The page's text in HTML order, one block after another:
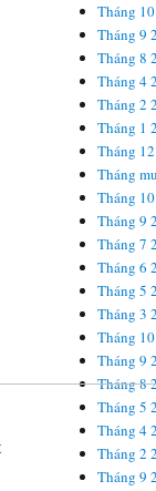
Tháng
Tháng 9
Tháng 8
Tháng 4
Tháng 2
Tháng 1
Tháng
Tháng
Tháng
Tháng 9
Tháng 7
Tháng 6
Tháng 5
Tháng 3
Tháng
Tháng 9
Tháng 8
Tháng 5
Tháng 4
Tháng 2
Tháng 9